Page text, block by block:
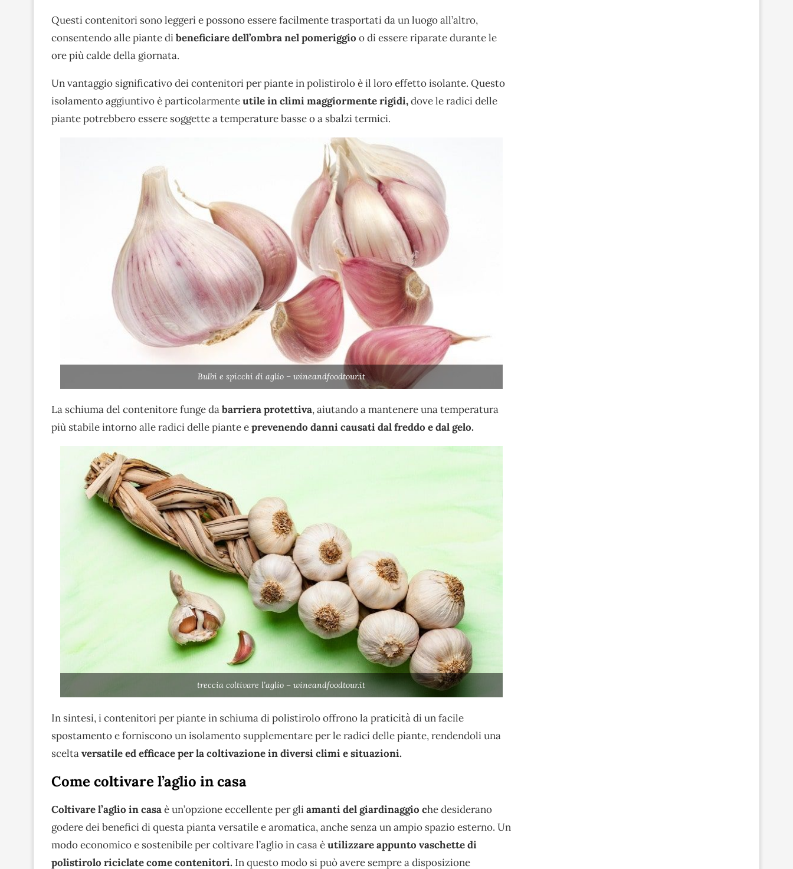
Questi contenitori sono leggeri e possono essere facilmente trasportati da un luogo all’altro,
consentendo alle piante dibeneficiare dell’ombra nel pomeriggio o di essere riparate durante le
ore più calde della giornata.
Un vantaggio significativo dei contenitori per piante in polistirolo è il loro effetto isolante. Questo
isolamento aggiuntivo è particolarmenteutile in climi maggiormente rigidi,dove le radici delle
piante potrebbero essere soggette a temperature basse o a sbalzi termici.
Bulbi e spicchi di aglio – wineandfoodtour.it
La schiuma del contenitore funge dabarriera protettiva, aiutando a mantenere una temperatura
più stabile intorno alle radici delle piante eprevenendo danni causati dal freddo e dal gelo.
treccia coltivare l’aglio – wineandfoodtour.it
In sintesi, i contenitori per piante in schiuma di polistirolo offrono la praticità di un facile
spostamento e forniscono un isolamento supplementare per le radici delle piante, rendendoli una
sceltaversatile ed efficace per la coltivazione in diversi climi e situazioni.
Come coltivare l’aglio in casa
Coltivare l’aglio in casaè un’opzione eccellente per gliamanti del giardinaggio che desiderano
godere dei benefici di questa pianta versatile e aromatica, anche senza un ampio spazio esterno. Un
modo economico e sostenibile per coltivare l’aglio in casa èutilizzare appunto vaschette di
polistirolo riciclate come contenitori. In questo modo si può avere sempre a disposizione